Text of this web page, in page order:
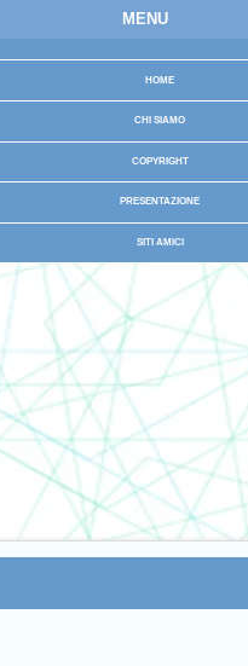
MENU
HOME
CHI SIAMO
COPYRIGHT
PRESENTAZIONE
SITI AMICI